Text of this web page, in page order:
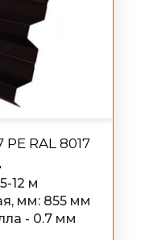
RAL 8017
12 м
мм: 855 мм
- 0.7 мм